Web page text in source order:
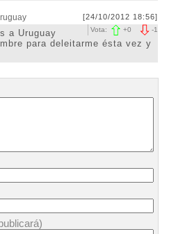
[24/10/2012 18:56]
-1
Vota: +0
a Uruguay
para deleitarme ésta vez y